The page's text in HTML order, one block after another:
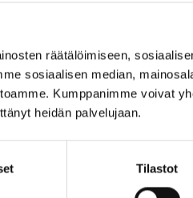
räätälöimiseen,
sosiaalisen median,
Kumppanimme voivat
heidän palvelujaan.
Tilastot
kohderyhmään on